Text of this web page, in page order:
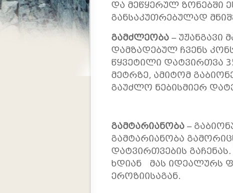
და მეწყერულ ზონებში
განსაკუთრებულად
გამძლეობა – უჟანგავი
დამზადებულ ჩვენს
წყვეტილი დატვირთვა
მეტრზე, ამიტომ
გაუძლო ნებისმიერ
გამტარიანობა –
გამტარიანობა
დატვირთვების
ხდიან მას იდეალურს
ეროზიისაგან.